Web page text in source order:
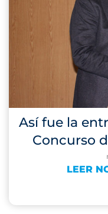
Así fue la
Concurso
LEER